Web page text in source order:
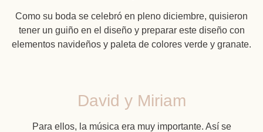
Como su boda se celebró en pleno diciembre, quisieron
tener un guiño en el diseño y preparar este diseño con
elementos navideños y paleta de colores verde y granate.
David y Miriam
Para ellos, la música era muy importante. Así se